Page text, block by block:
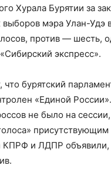
Хурала Бурятии за
мэра Улан-Удэ
против — шесть,
«Сибирский экспресс».
что бурятский
«Единой
не было на
КПРФ и ЛДПР объявили,